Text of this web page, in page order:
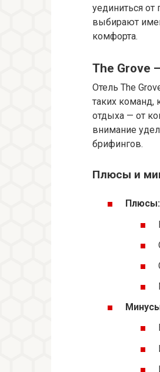
уединиться
выбирают
комфорта.
The Grove
Отель The
таких команд,
отдыха — от
внимание
брифингов.
Плюсы и
Плюсы: